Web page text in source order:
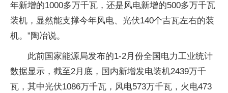
年新增的1000多万千瓦，还是风电新增的500多万千瓦
装机，显然能支撑今年风电、光伏140个吉瓦左右的装
机。”陶冶说。
此前国家能源局发布的1-2月份全国电力工业统计
数据显示，截至2月底，国内新增发电装机2439万千
瓦，其中光伏1086万千瓦，风电573万千瓦，火电473